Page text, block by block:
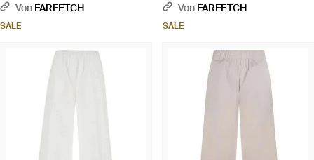
Von FARFETCH
SALE
Von FARFETCH
SALE